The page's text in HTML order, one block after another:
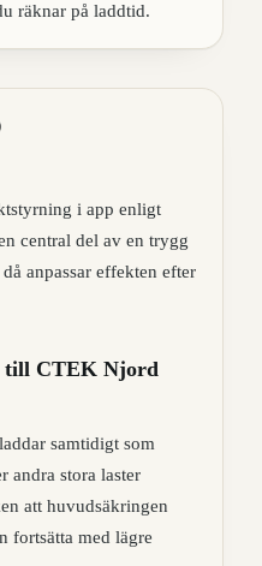
räknar på laddtid.
i app enligt
central del av en trygg
anpassar effekten efter
till CTEK Njord
samtidigt som
andra stora laster
att huvudsäkringen
fortsätta med lägre